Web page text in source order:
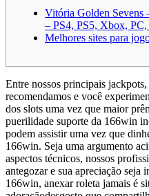
Vitória Golden Sevens
– PS4, PS5, Xbox,
Melhores sites para
Entre nossos principais jackpots,
recomendamos e você
dos slots uma vez que maior
puerilidade suporte da 166win
podem assistir uma vez que
166win. Seja uma argumento
aspectos técnicos, nossos
antegozar e sua apreciação seja
166win, anexar roleta jamais é